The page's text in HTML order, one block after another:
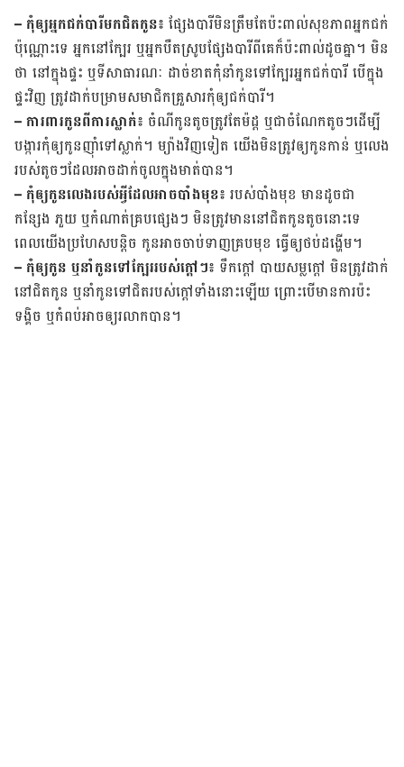
– កុំ​ឲ្យ​​អ្នក​ជក់​បារី​មក​ជិតកូន៖ ផ្សែង​បារី​មិន​ត្រឹម​តែ​ប៉ះពាល់​សុខភាព​អ្នក​ជក់​
ប៉ុណ្ណោះ​ទេ អ្នក​នៅ​ក្បែរ ឬ​អ្នក​បឺត​ស្រូប​ផ្សែង​បារី​ពី​គេ​ក៏​ប៉ះពាល់​ដូច​គ្នា។ មិន​
ថា នៅ​ក្នុង​ផ្ទះ ឬ​ទី​សាធារណៈ ដាច់​ខាត​កុំ​នាំ​កូន​ទៅ​ក្បែរ​អ្នក​ជក់​បារី បើ​ក្នុង​
ផ្ទះ​វិញ ត្រូវ​ដាក់​បម្រាម​​សមាជិក​គ្រួសារ​កុំ​ឲ្យ​ជក់​បារី។
– ការពារ​កូ​ន​ពី​ការ​ស្លាក់៖ ចំណី​កូន​តូច​ត្រូវ​តែ​ម៉ដ្ត ឬ​ជា​ចំណែក​តូចៗ​ដើម្បី​
បង្ការ​កុំ​ឲ្យ​កូន​ញ៉ាំ​ទៅ​ស្លាក់។ ម្យ៉ាង​វិញ​ទៀត យើង​មិន​ត្រូវ​ឲ្យ​កូន​កាន់ ឬ​លេង​
របស់​តូចៗ​ដែល​អាច​ដាក់​ចូល​ក្នុង​មាត់​បាន។
– កុំ​ឲ្យ​កូន​លេង​របស់​អ្វី​ដែល​អាច​បាំង​មុខ៖ របស់​បាំង​មុខ មាន​ដូច​ជា​
កន្សែង ភួយ ឬ​កំណាត់​គ្រប​ផ្សេងៗ មិន​ត្រូវ​មាន​នៅ​ជិត​កូន​តូច​នោះ​ទេ
ពេល​យើង​ប្រហែស​បន្តិច កូន​អាច​ចាប់​ទាញ​គ្រប​មុខ ធ្វើ​ឲ្យ​ថប់​ដង្ហើម។
– កុំ​ឲ្យ​កូន ឬ​នាំ​កូន​ទៅ​ក្បែរ​របស់​ក្តៅៗ៖ ទឹកក្តៅ បាយ​សម្ល​ក្តៅ មិន​ត្រូវ​ដាក់​
នៅ​ជិត​កូន ឬ​នាំ​កូន​ទៅ​ជិត​របស់​ក្តៅ​ទាំង​នោះ​ឡើយ ព្រោះ​បើមាន​ការ​ប៉ះ​
ទង្គិច ឬ​កំពប់​អាច​ឲ្យ​រលាក​បាន។